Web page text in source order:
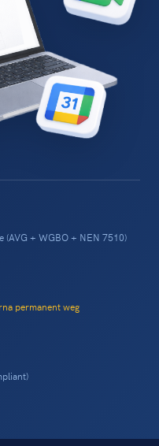
+ WGBO + NEN 7510)
permanent weg